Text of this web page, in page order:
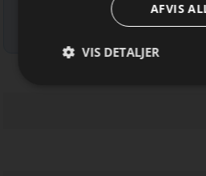
Læs mere om
AFVIS
VIS DETALJER